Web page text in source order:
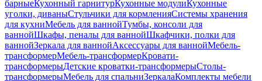
барныеКухонный гарнитурКухонные модулиКухонные
уголки, диваныСтульчики для кормленияСистемы хранения
для кухниМебель для ваннойТумбы, консоли для
ваннойШкафы, пеналы для ваннойШкафчики, полки для
ваннойЗеркала для ваннойАксессуары для ваннойМебель-
трансформерМебель-трансформерКровати-
трансформерыДетские кроватки-трансформерыСтолы-
трансформерыМебель для спальниЗеркалаКомплекты мебели